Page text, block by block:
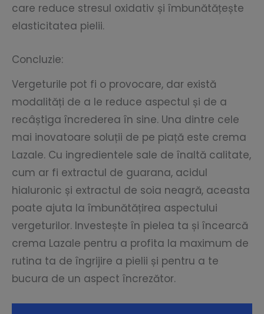
care reduce stresul oxidativ și îmbunătățește
elasticitatea pielii.
Concluzie:
Vergeturile pot fi o provocare, dar există
modalități de a le reduce aspectul și de a
recâștiga încrederea în sine. Una dintre cele
mai inovatoare soluții de pe piață este crema
Lazale. Cu ingredientele sale de înaltă calitate,
cum ar fi extractul de guarana, acidul
hialuronic și extractul de soia neagră, aceasta
poate ajuta la îmbunătățirea aspectului
vergeturilor. Investește în pielea ta și încearcă
crema Lazale pentru a profita la maximum de
rutina ta de îngrijire a pielii și pentru a te
bucura de un aspect încrezător.